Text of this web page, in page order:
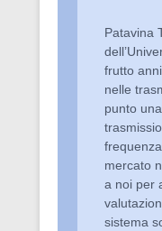
Patavina
frutto
nelle
punto
mercato
a noi per
sistema